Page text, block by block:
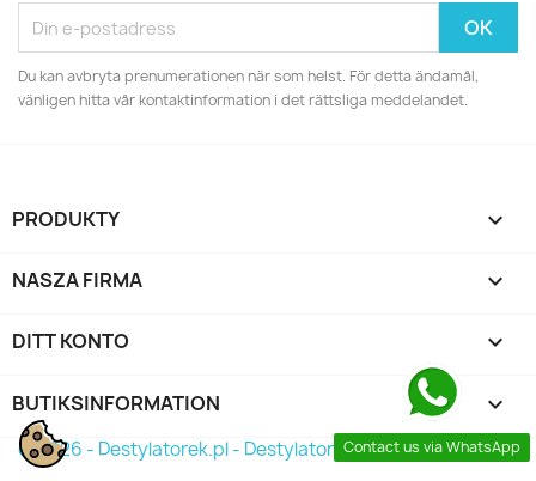
Du kan avbryta prenumerationen när som helst. För detta ändamål,
vänligen hitta vår kontaktinformation i det rättsliga meddelandet.
PRODUKTY 
NASZA FIRMA 
DITT KONTO 
Contact us via WhatsApp
BUTIKSINFORMATION keyboard_arrow_down
© 2026 - Destylatorek.pl - Destylator 2026